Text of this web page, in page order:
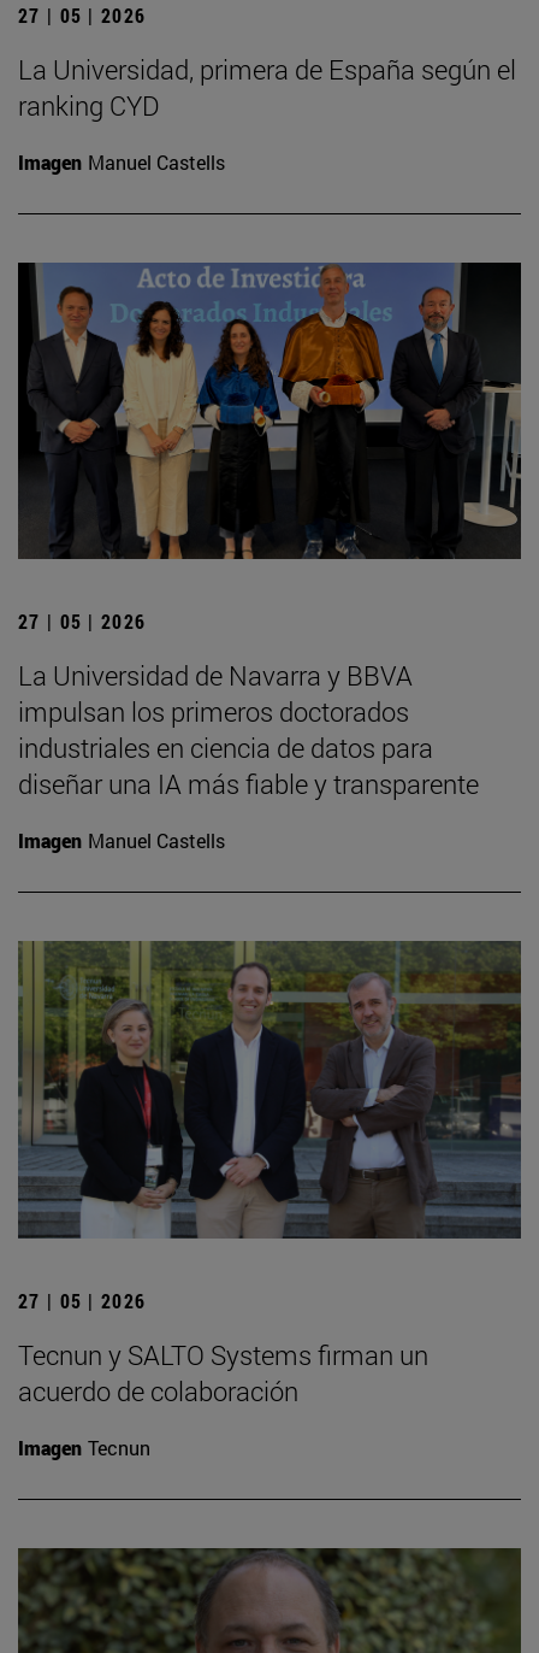
27 | 05 | 2026
La Universidad, primera de España según el
ranking CYD
Imagen Manuel Castells
27 | 05 | 2026
La Universidad de Navarra y BBVA
impulsan los primeros doctorados
industriales en ciencia de datos para
diseñar una IA más fiable y transparente
Imagen Manuel Castells
27 | 05 | 2026
Tecnun y SALTO Systems firman un
acuerdo de colaboración
Imagen Tecnun